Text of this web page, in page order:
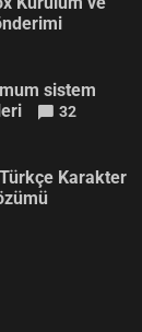
sistem
32
Karakter